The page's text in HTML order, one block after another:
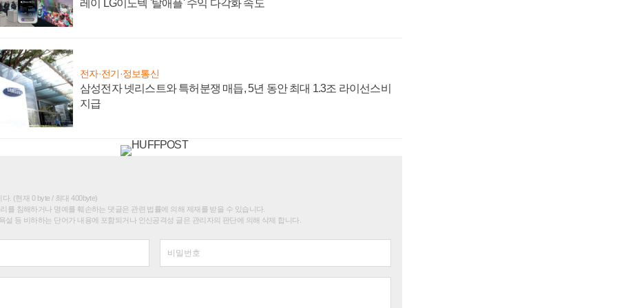
레이 LG이노텍 '탈애플' 수익 다각화 속도
전자·전기·정보통신
삼성전자 넷리스트와 특허분쟁 매듭, 5년 동안 최대 1.3조 라이선스비
지급
. (현재 0 byte / 최대 400byte)
를 침해하거나 명예를 훼손하는 댓글은 관련 법률에 의해 제재를 받을 수 있습니다.
설 등 비하하는 단어가 내용에 포함되거나 인신공격성 글은 관리자의 판단에 의해 삭제 합니다.